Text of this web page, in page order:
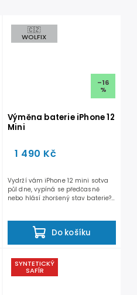
🇨🇿
WOLFIX
–16
%
Výměna baterie iPhone 12
Mini
1 490 Kč
Do košíku
Vydrží vám iPhone 12 mini sotva
půl dne, vypíná se předčasně
nebo hlásí zhoršený stav baterie?
SYNTETICKÝ
SAFÍR